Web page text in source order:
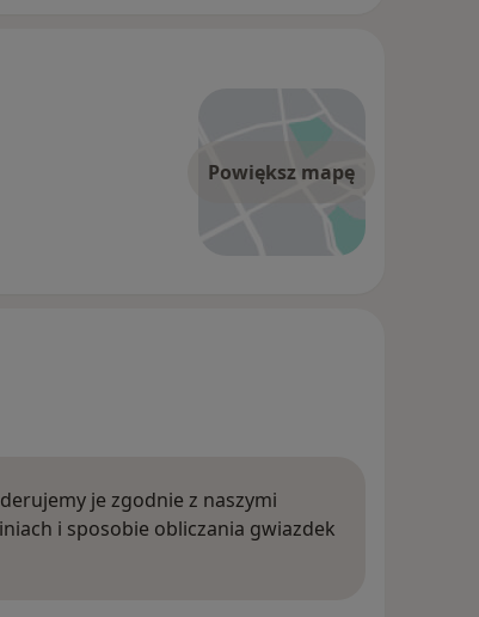
Powiększ mapę
je zgodnie z naszymi
i sposobie obliczania gwiazdek